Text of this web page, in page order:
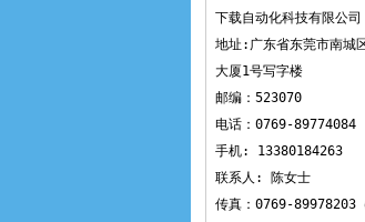
下载自动化科技有限公司
地址:广东省东莞市南城
大厦1号写字楼
邮编：523070
电话：0769-89774084
手机: 13380184263
联系人: 陈女士
传真：0769-89978203